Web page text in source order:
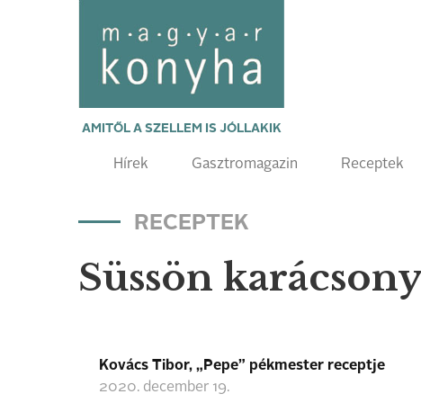
AMITŐL A SZELLEM IS JÓLLAKIK
Hírek Gasztromagazin Receptek
RECEPTEK
Süssön
Kovács Tibor, „Pepe” pékmester receptje
2020. december 19.